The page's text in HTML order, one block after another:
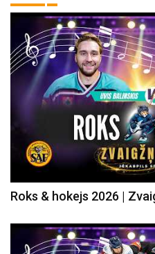
Roks & hokejs 2026 |